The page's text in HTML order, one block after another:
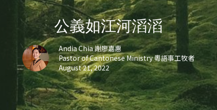
公義如江河滔滔
Andia Chia 謝廖嘉惠
Pastor of Cantonese Ministry 粵語事工牧者
August 21, 2022